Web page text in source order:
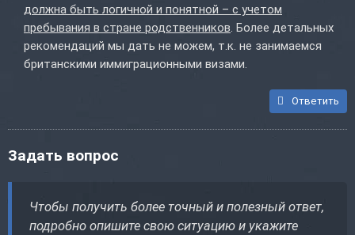
должна быть логичной и понятной – с учетом
пребывания в стране родственников. Более детальных
рекомендаций мы дать не можем, т.к. не занимаемся
британскими иммиграционными визами.
Ответить
Задать вопрос
Чтобы получить более точный и полезный ответ,
подробно опишите свою ситуацию и укажите